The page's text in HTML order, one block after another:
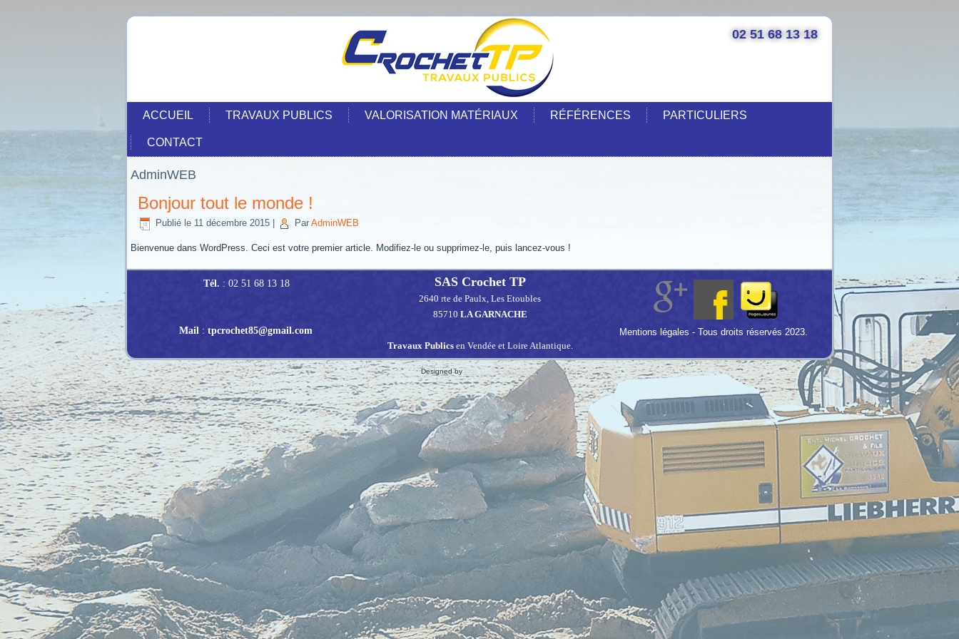
02 51 68 13 18
ACCUEIL TRAVAUX PUBLICS VALORISATION MATÉRIAUX RÉFÉRENCES PARTICULIERS
CONTACT
AdminWEB
Bonjour tout le monde !
Publié le 11 décembre 2015 Par AdminWEB
Bienvenue dans WordPress. Ceci est votre premier article. Modifiez-le ou supprimez-le, puis lancez-vous !
Tél. : 02 51 68 13 18
Mail : tpcrochet85@gmail.com
SAS Crochet TP
2640 rte de Paulx, Les Etoubles
85710 LA GARNACHE
Travaux Publicsen Vendée et Loire Atlantique.
Mentions légales - Tous droits réservés 2023.
Designed byDan.G - MEDIAHOME.